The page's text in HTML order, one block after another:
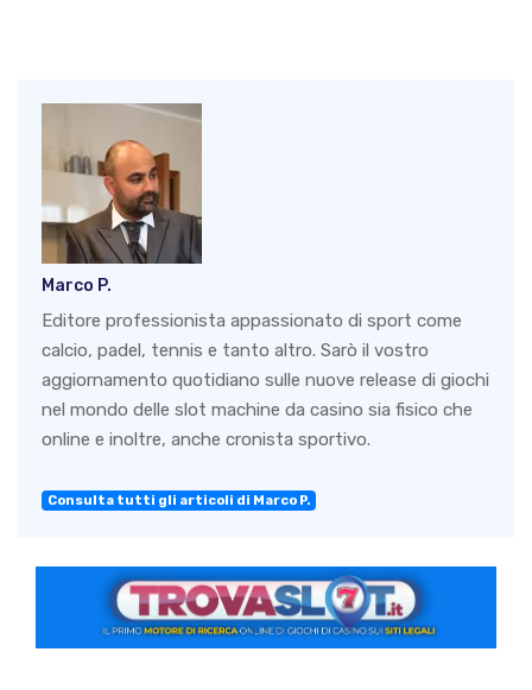
Marco P.
Editore professionista appassionato di sport come
calcio, padel, tennis e tanto altro. Sarò il vostro
aggiornamento quotidiano sulle nuove release di giochi
nel mondo delle slot machine da casino sia fisico che
online e inoltre, anche cronista sportivo.
Consulta tutti gli articoli di Marco P.